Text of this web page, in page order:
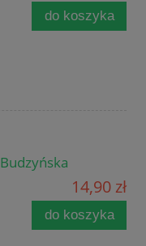
do koszyka
14,90 zł
do koszyka